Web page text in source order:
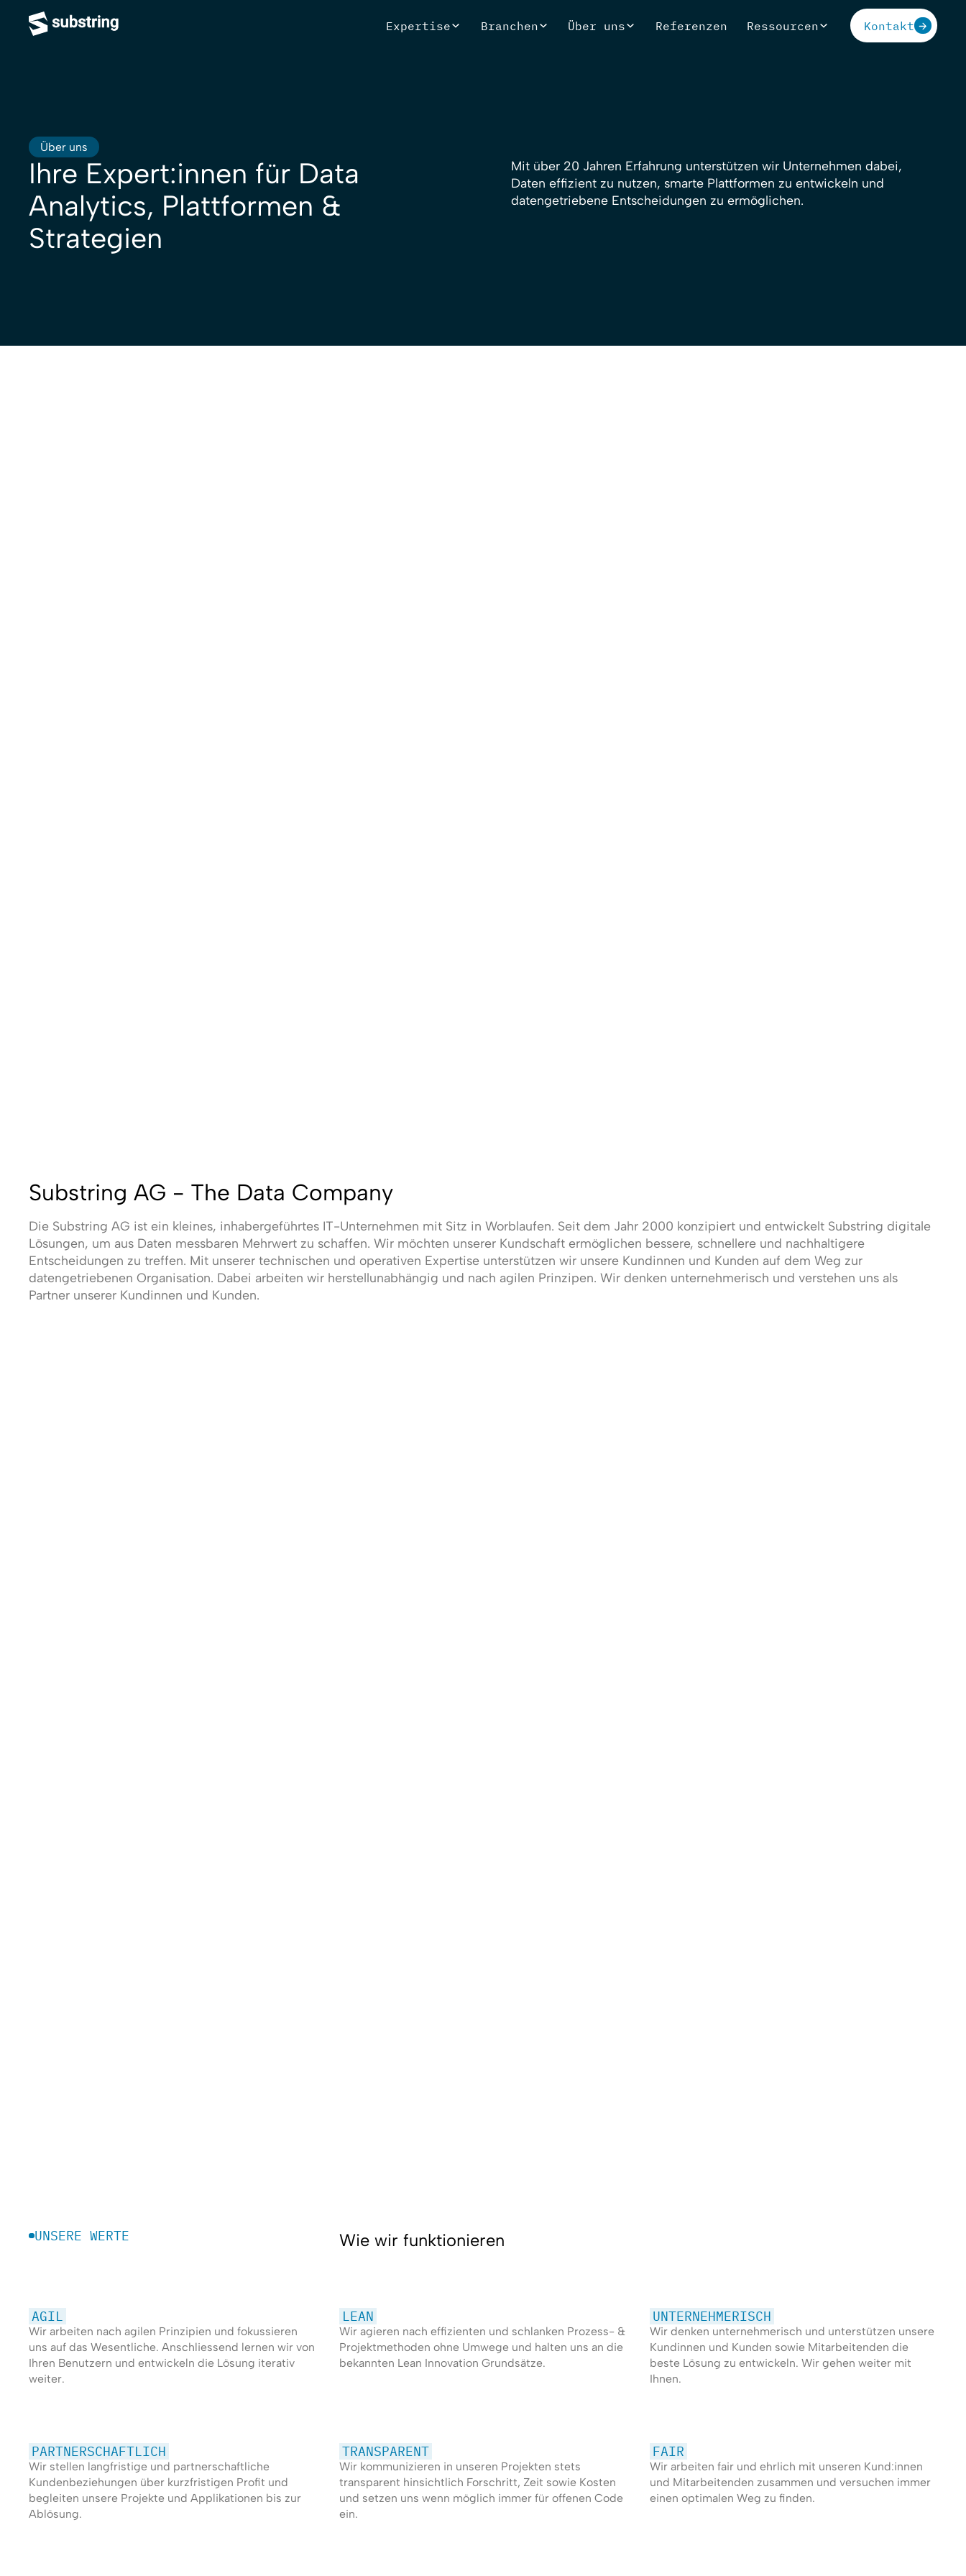
Expertise Branchen Über uns Referenzen Ressourcen Kontakt
Über uns
Ihre Expert:innen für Data
Analytics, Plattformen &
Strategien
Mit über 20 Jahren Erfahrung unterstützen wir Unternehmen dabei,
Daten effizient zu nutzen, smarte Plattformen zu entwickeln und
datengetriebene Entscheidungen zu ermöglichen.
Substring AG - The Data Company
Die Substring AG ist ein kleines, inhabergeführtes IT-Unternehmen mit Sitz in Worblaufen. Seit dem Jahr 2000 konzipiert und entwickelt Substring digitale
Lösungen, um aus Daten messbaren Mehrwert zu schaffen. Wir möchten unserer Kundschaft ermöglichen bessere, schnellere und nachhaltigere
Entscheidungen zu treffen. Mit unserer technischen und operativen Expertise unterstützen wir unsere Kundinnen und Kunden auf dem Weg zur
datengetriebenen Organisation. Dabei arbeiten wir herstellunabhängig und nach agilen Prinzipen. Wir denken unternehmerisch und verstehen uns als
Partner unserer Kundinnen und Kunden.
UNSERE WERTE Wie wir funktionieren
AGIL
Wir arbeiten nach agilen Prinzipien und fokussieren
uns auf das Wesentliche. Anschliessend lernen wir von
Ihren Benutzern und entwickeln die Lösung iterativ
weiter.
LEAN
Wir agieren nach effizienten und schlanken Prozess- &
Projektmethoden ohne Umwege und halten uns an die
bekannten Lean Innovation Grundsätze.
UNTERNEHMERISCH
Wir denken unternehmerisch und unterstützen unsere
Kundinnen und Kunden sowie Mitarbeitenden die
beste Lösung zu entwickeln. Wir gehen weiter mit
Ihnen.
PARTNERSCHAFTLICH
Wir stellen langfristige und partnerschaftliche
Kundenbeziehungen über kurzfristigen Profit und
begleiten unsere Projekte und Applikationen bis zur
Ablösung.
TRANSPARENT
Wir kommunizieren in unseren Projekten stets
transparent hinsichtlich Forschritt, Zeit sowie Kosten
und setzen uns wenn möglich immer für offenen Code
ein.
FAIR
Wir arbeiten fair und ehrlich mit unseren Kund:innen
und Mitarbeitenden zusammen und versuchen immer
einen optimalen Weg zu finden.